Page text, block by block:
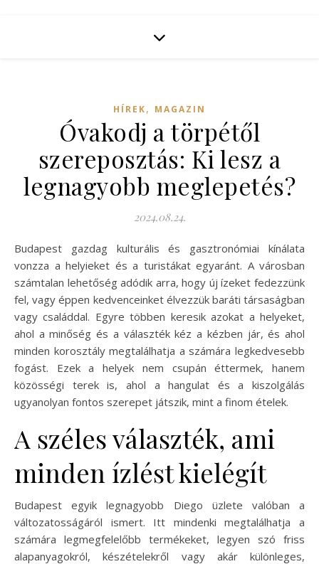
HÍREK, MAGAZIN
Óvakodj a törpétől
szereposztás: Ki lesz a
legnagyobb meglepetés?
2024.08.24.
Budapest gazdag kulturális és gasztronómiai kínálata
vonzza a helyieket és a turistákat egyaránt. A városban
számtalan lehetőség adódik arra, hogy új ízeket fedezzünk
fel, vagy éppen kedvenceinket élvezzük baráti társaságban
vagy családdal. Egyre többen keresik azokat a helyeket,
ahol a minőség és a választék kéz a kézben jár, és ahol
minden korosztály megtalálhatja a számára legkedvesebb
fogást. Ezek a helyek nem csupán éttermek, hanem
közösségi terek is, ahol a hangulat és a kiszolgálás
ugyanolyan fontos szerepet játszik, mint a finom ételek.
A széles választék, ami
minden ízlést kielégít
Budapest egyik legnagyobb Diego üzlete valóban a
változatosságáról ismert. Itt mindenki megtalálhatja a
számára legmegfelelőbb termékeket, legyen szó friss
alapanyagokról, készételekről vagy akár különleges,